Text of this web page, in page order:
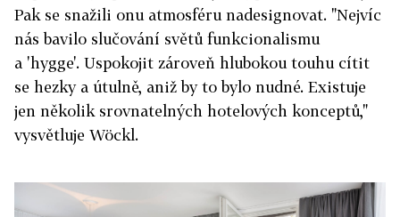
Pak se snažili onu atmosféru nadesignovat. "Nejvíc
nás bavilo slučování světů funkcionalismu
a 'hygge'. Uspokojit zároveň hlubokou touhu cítit
se hezky a útulně, aniž by to bylo nudné. Existuje
jen několik srovnatelných hotelových konceptů,"
vysvětluje Wöckl.